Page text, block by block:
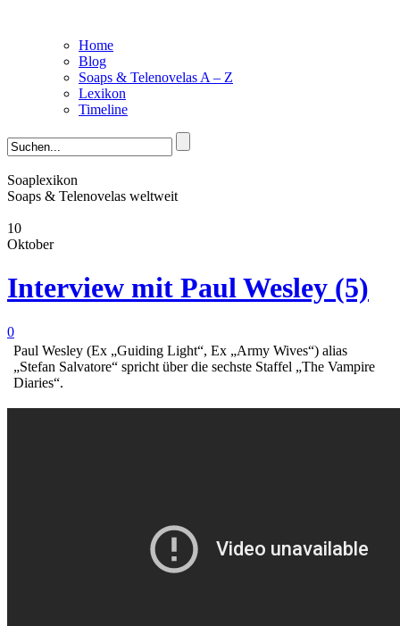
Home
Blog
Soaps & Telenovelas A – Z
Lexikon
Timeline
Soaplexikon
Soaps & Telenovelas weltweit
10
Oktober
Interview mit Paul Wesley (5)
0
Paul Wesley (Ex „Guiding Light“, Ex „Army Wives“) alias
„Stefan Salvatore“ spricht über die sechste Staffel „The Vampire
Diaries“.